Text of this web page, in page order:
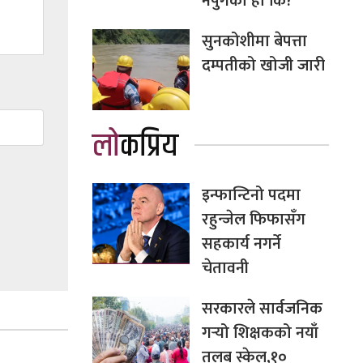
सुनकोशीमा बेपत्ता
दम्पतीको खोजी जारी
लोकप्रिय
इन्फान्टिनो पदमा
रहुन्जेल फिफासँग
सहकार्य नगर्ने
चेतावनी
सरकारले सार्वजनिक
गर्‍यो शिक्षकको नयाँ
तलब स्केल,१०